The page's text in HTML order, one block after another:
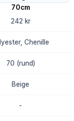
242 kr
Chenille
70 (rund)
Beige
-